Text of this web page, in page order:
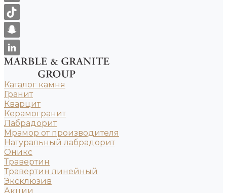
Каталог камня
Гранит
Кварцит
Керамогранит
Лабрадорит
Мрамор от производителя
Натуральный лабрадорит
Оникс
Травертин
Травертин линейный
Эксклюзив
Акции